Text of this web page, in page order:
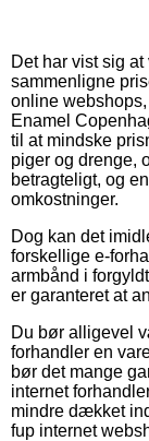
Det har vist sig
sammenligne
online
Enamel
til at mindske
piger og drenge,
betragteligt, og
omkostninger.
Dog kan det
forskellige e-
armbånd i
er garanteret at
Du bør alligevel
forhandler en
bør det mange
internet
mindre dækket
fup internet